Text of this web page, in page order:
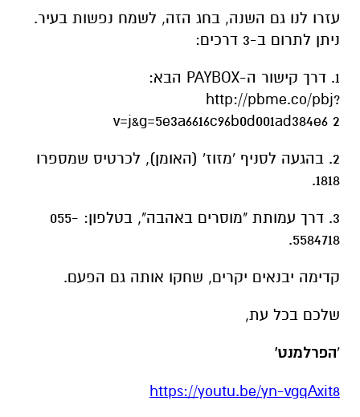
עזרו לנו גם השנה, בחג הזה, לשמח נפשות בעיר.
ניתן לתרום ב-3 דרכים:
1. דרך קישור ה-PAYBOX הבא:
http://pbme.co/pbj?
v=j&g=5e3a6616c96b0d001ad384e6 2
2. בהגעה לסניף 'מזוז' (האומן), לכרטיס שמספרו
1818.
3. דרך עמותת "מוסרים באהבה", בטלפון: 055-
5584718.
קדימה יבנאים יקרים, שחקו אותה גם הפעם.
שלכם בכל עת,
'הפרלמנט'
https://youtu.be/yn-vgqAxit8